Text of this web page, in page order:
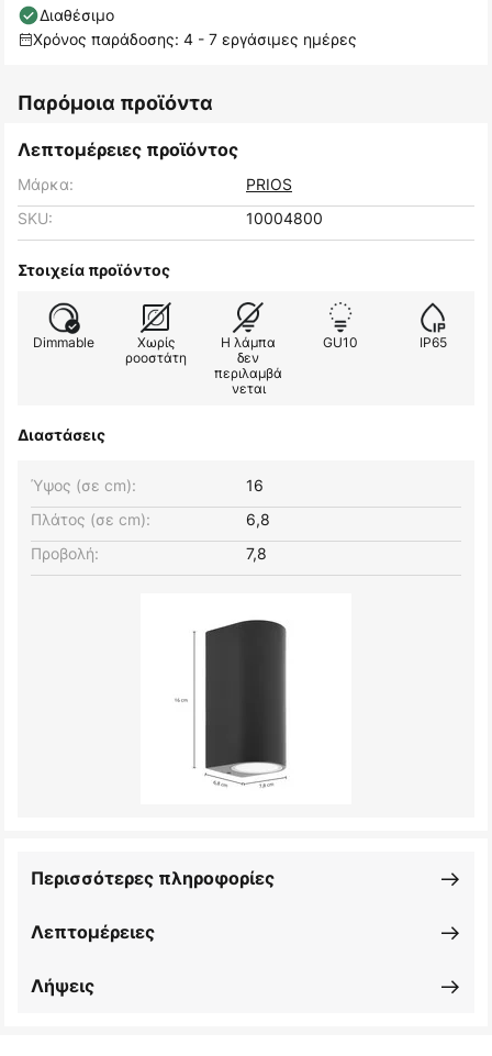
Διαθέσιμο
Χρόνος παράδοσης: 4 - 7 εργάσιμες ημέρες
Παρόμοια προϊόντα
Λεπτομέρειες προϊόντος
Μάρκα:
PRIOS
SKU:
10004800
Στοιχεία προϊόντος
Dimmable
Χωρίς
ροοστάτη
Η λάμπα
δεν
περιλαμβά
νεται
GU10 IP65
Διαστάσεις
Πλάτος (σε cm): 6,8
Ύψος (σε cm): 16
Προβολή: 7,8
Λεπτομέρειες
Περισσότερες πληροφορίες
Λήψεις